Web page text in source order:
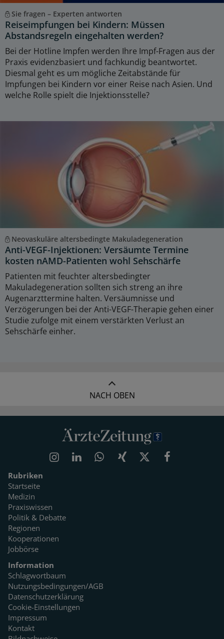
Sie fragen – Experten antworten
Reiseimpfungen bei Kindern: Müssen
Abstandsregeln eingehalten werden?
Bei der Hotline Impfen werden Ihre Impf-Fragen aus der
Praxis evidenzbasiert und fachkundig beantwortet.
Diesmal geht es um mögliche Zeitabstände für
Impfungen bei Kindern vor einer Reise nach Asien. Und
welche Rolle spielt die Injektionsstelle?
Neovaskuläre altersbedingte Makuladegeneration
Anti-VEGF-Injektionen: Versäumte Termine
kosten nAMD-Patienten wohl Sehschärfe
Patienten mit feuchter altersbedingter
Makuladegeneration sollten sich streng an ihre
Augenarzttermine halten. Versäumnisse und
Verzögerungen bei der Anti-VEGF-Therapie gehen einer
Studie zufolge mit einem verstärkten Verlust an
Sehschärfe einher.
NACH OBEN
Rubriken
Startseite
Medizin
Praxiswissen
Politik & Debatte
Regionen
Kooperationen
Jobbörse
Information
Schlagwortbaum
Nutzungsbedingungen/AGB
Datenschutzerklärung
Cookie-Einstellungen
Impressum
Kontakt